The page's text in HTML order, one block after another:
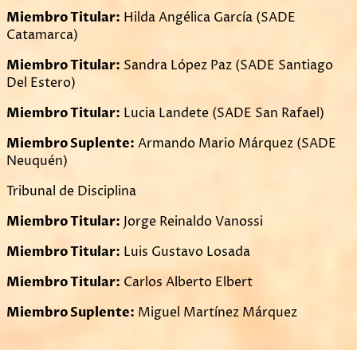
Miembro Titular: Hilda Angélica García (SADE
Catamarca)
Miembro Titular: Sandra López Paz (SADE Santiago
Del Estero)
Miembro Titular: Lucia Landete (SADE San Rafael)
Miembro Suplente: Armando Mario Márquez (SADE
Neuquén)
Tribunal de Disciplina
Miembro Titular: Jorge Reinaldo Vanossi
Miembro Titular: Luis Gustavo Losada
Miembro Titular: Carlos Alberto Elbert
Miembro Suplente: Miguel Martínez Márquez